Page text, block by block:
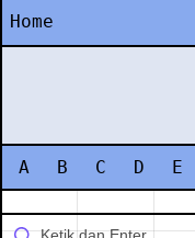
Home
A B C D E